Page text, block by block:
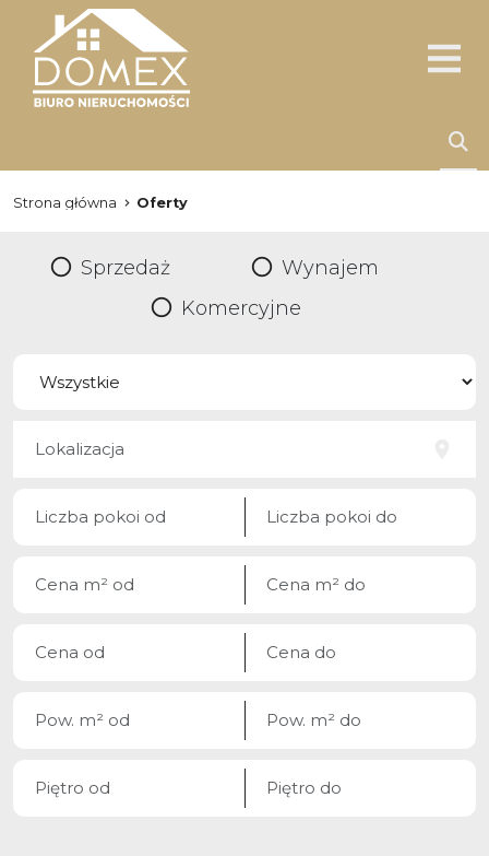
Strona główna Oferty
Sprzedaż
Wynajem
Komercyjne